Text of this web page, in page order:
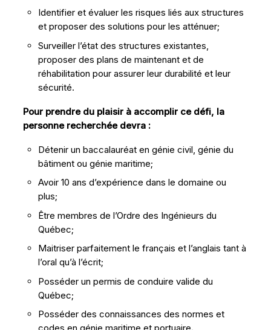
Identifier et évaluer les risques liés aux structures
et proposer des solutions pour les atténuer;
Surveiller l’état des structures existantes,
proposer des plans de maintenant et de
réhabilitation pour assurer leur durabilité et leur
sécurité.
Pour prendre du plaisir à accomplir ce défi, la
personne recherchée devra :
Détenir un baccalauréat en génie civil, génie du
bâtiment ou génie maritime;
Avoir 10 ans d’expérience dans le domaine ou
plus;
Être membres de l’Ordre des Ingénieurs du
Québec;
Maitriser parfaitement le français et l’anglais tant à
l’oral qu’à l’écrit;
Posséder un permis de conduire valide du
Québec;
Posséder des connaissances des normes et